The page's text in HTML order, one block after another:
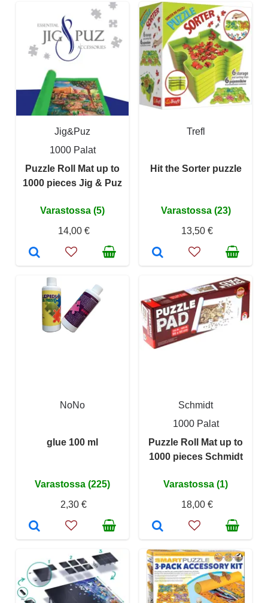
Jig&Puz
1000 Palat
Puzzle Roll Mat up to
1000 pieces Jig & Puz
Varastossa (5)
14,00 €
Trefl
Hit the Sorter puzzle
Varastossa (23)
13,50 €
NoNo
glue 100 ml
Varastossa (225)
2,30 €
Schmidt
1000 Palat
Puzzle Roll Mat up to
1000 pieces Schmidt
Varastossa (1)
18,00 €